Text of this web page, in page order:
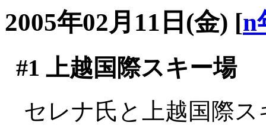
2005年02月11日(金) [n
#1 上越国際スキー場
セレナ氏と上越国際